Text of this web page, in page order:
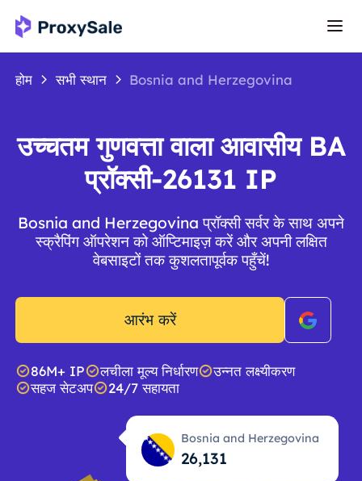
होम सभी स्थान Bosnia and Herzegovina
उच्चतम गुणवत्ता वाला आवासीय BA
प्रॉक्सी-26131 IP
Bosnia and Herzegovina प्रॉक्सी सर्वर के साथ अपने
स्क्रैपिंग ऑपरेशन को ऑप्टिमाइज़ करें और अपनी लक्षित
वेबसाइटों तक कुशलतापूर्वक पहुँचें!
आरंभ करें
86M+ IP लचीला मूल्य निर्धारण
उन्नत लक्ष्यीकरण
सहज सेटअप
24/7 सहायता
Bosnia and Herzegovina
26,131